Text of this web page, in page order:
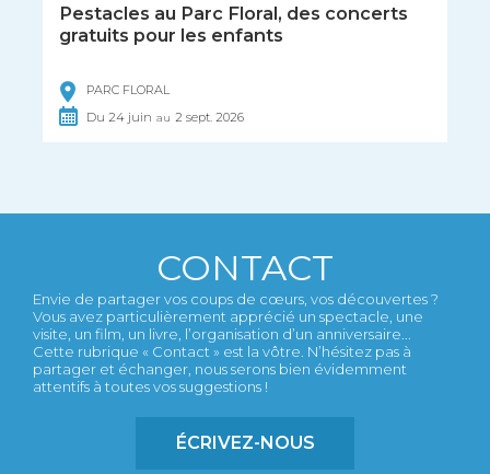
Pestacles au Parc Floral, des concerts
gratuits pour les enfants
PARC FLORAL
Du24 juin au 2sept. 2026
CONTACT
Envie de partager vos coups de cœurs, vos découvertes ?
Vous avez particulièrement apprécié un spectacle, une
visite, un film, un livre, l’organisation d’un anniversaire...
Cette rubrique « Contact » est la vôtre. N’hésitez pas à
partager et échanger, nous serons bien évidemment
attentifs à toutes vos suggestions !
ÉCRIVEZ-NOUS